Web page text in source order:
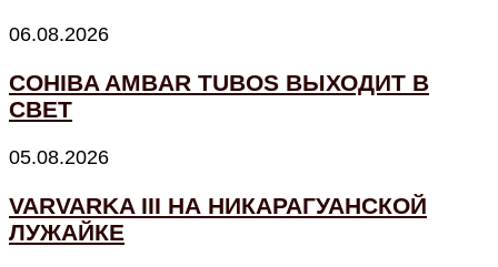
06.08.2026
COHIBA AMBAR TUBOS ВЫХОДИТ В
СВЕТ
05.08.2026
VARVARKA III НА НИКАРАГУАНСКОЙ
ЛУЖАЙКЕ